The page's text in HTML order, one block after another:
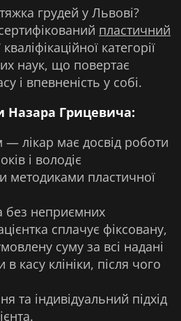
грудей у Львові?
пластичний
категорії
наук, що повертає
і впевненість у собі.
Назара Грицевича:
— лікар має досвід роботи
і володіє
методиками пластичної
без неприємних
сплачує фіксовану,
суму за всі надані
касу клініки, після чого
та індивідуальний підхід